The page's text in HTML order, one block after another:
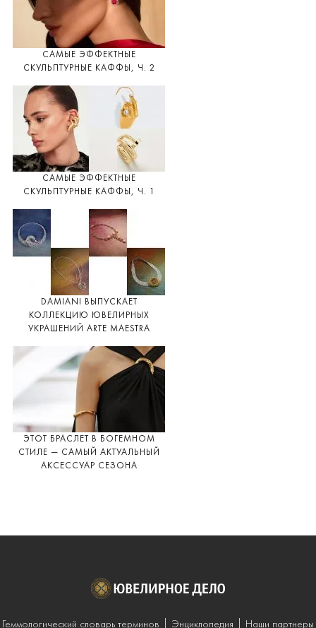
САМЫЕ ЭФФЕКТНЫЕ
СКУЛЬПТУРНЫЕ КАФФЫ, Ч. 2
САМЫЕ ЭФФЕКТНЫЕ
СКУЛЬПТУРНЫЕ КАФФЫ, Ч. 1
DAMIANI ВЫПУСКАЕТ
КОЛЛЕКЦИЮ ЮВЕЛИРНЫХ
УКРАШЕНИЙ ARTE MAESTRA
ЭТОТ БРАСЛЕТ В БОГЕМНОМ
СТИЛЕ — САМЫЙ АКТУАЛЬНЫЙ
АКСЕССУАР СЕЗОНА
Геммологический словарь терминов Энциклопедия Наши партнеры